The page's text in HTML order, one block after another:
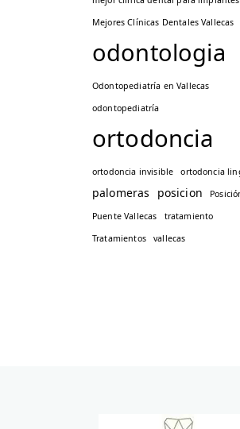
Mejores Clínicas Dentales Vallecas
odontologia
Odontopediatría en Vallecas
odontopediatría
ortodoncia
ortodoncia invisible ortodoncia
palomeras posicion
Puente Vallecas
tratamiento
Tratamientos
vallecas